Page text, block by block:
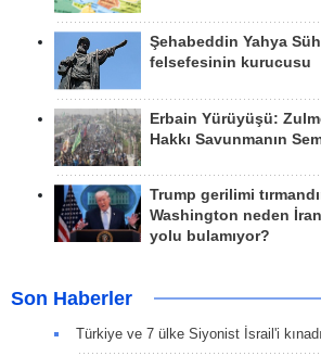
Şehabeddin Yahya
felsefesinin kurucusu
Erbain Yürüyüşü:
Hakkı Savunmanın
Trump gerilimi
Washington neden
yolu bulamıyor?
Son Haberler
Türkiye ve 7 ülke Siyonist İsrail'i kınadı